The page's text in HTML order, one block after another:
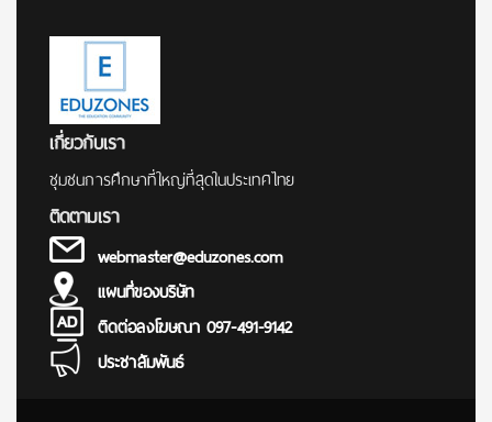
เกี่ยวกับเรา
ชุมชนการศึกษาที่ใหญ่ที่สุดในประเทศไทย
ติดตามเรา
webmaster@eduzones.com
แผนที่ของบริษัท
ติดต่อลงโฆษณา 097-491-9142
ประชาสัมพันธ์